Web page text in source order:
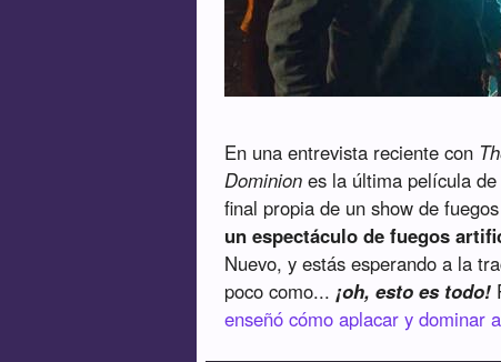
En una entrevista reciente con
Dominion es la última película
final propia de un show de
un espectáculo de fuegos
Nuevo, y estás esperando a la
poco como... ¡oh, esto es todo!
enseñó cómo aplacar y dominar